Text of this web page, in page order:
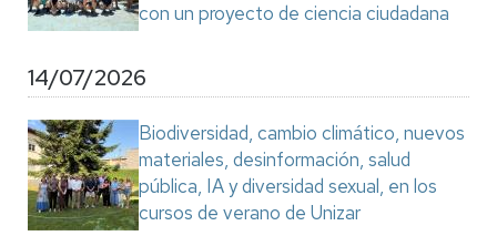
con un proyecto de ciencia ciudadana
14/07/2026
Biodiversidad, cambio climático, nuevos
materiales, desinformación, salud
pública, IA y diversidad sexual, en los
cursos de verano de Unizar